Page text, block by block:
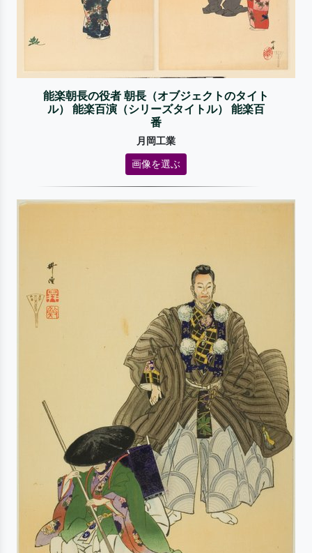
能楽朝長の役者 朝長（オブジェクトのタイト
ル） 能楽百演（シリーズタイトル） 能楽百
番
月岡工業
画像を選ぶ